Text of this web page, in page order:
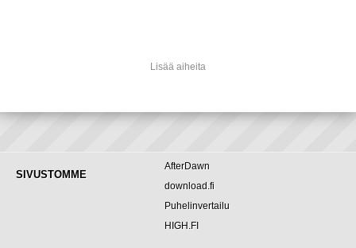
Lisää aiheita
SIVUSTOMME
AfterDawn
download.fi
Puhelinvertailu
HIGH.FI